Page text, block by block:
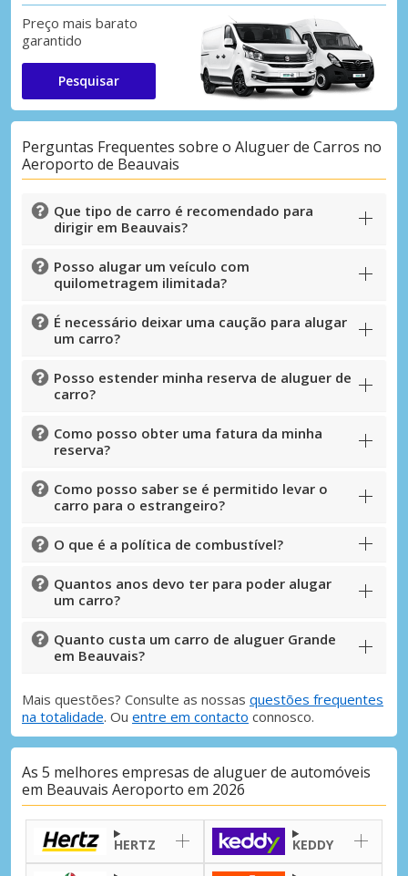
Preço mais barato
garantido
Pesquisar
Perguntas Frequentes sobre o Aluguer de Carros no
Aeroporto de Beauvais
Que tipo de carro é recomendado para
dirigir em Beauvais?
Posso alugar um veículo com
quilometragem ilimitada?
É necessário deixar uma caução para alugar
um carro?
Posso estender minha reserva de aluguer de
carro?
Como posso obter uma fatura da minha
reserva?
Como posso saber se é permitido levar o
carro para o estrangeiro?
O que é a política de combustível?
Quantos anos devo ter para poder alugar
um carro?
Quanto custa um carro de aluguer Grande
em Beauvais?
Mais questões? Consulte as nossas questões frequentes
na totalidade. Ou entre em contacto connosco.
As 5 melhores empresas de aluguer de automóveis
em Beauvais Aeroporto em 2026
HERTZ KEDDY